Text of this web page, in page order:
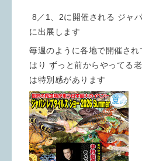
8／1、2に開催される ジャ
に出展します
毎週のように各地で開催さ
はり ずっと前からやってる
は特別感があります